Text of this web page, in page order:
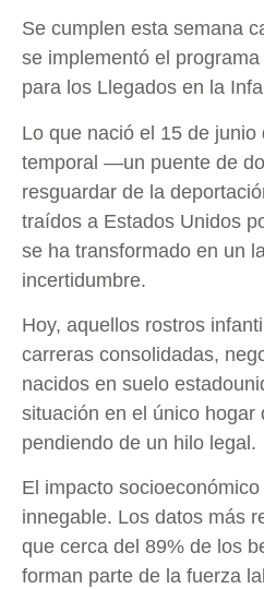
Se cumplen esta semana
se implementó el
para los Llegados en la
Lo que nació el 15 de
temporal —un puente de
resguardar de la
traídos a Estados Unidos
se ha transformado en un
incertidumbre.
Hoy, aquellos rostros
carreras consolidadas,
nacidos en suelo
situación en el único hogar
pendiendo de un hilo legal.
El impacto
innegable. Los datos más
que cerca del 89% de los
forman parte de la fuerza